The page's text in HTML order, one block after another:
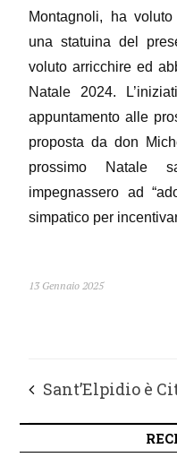
Montagnoli, ha
una statuina del
voluto arricchire ed
Natale 2024.
appuntamento alle
proposta da don
prossimo Natale
impegnassero ad
simpatico per
13 Gennaio 2025
Sant’Elpidio è
che Legge 2024/26: